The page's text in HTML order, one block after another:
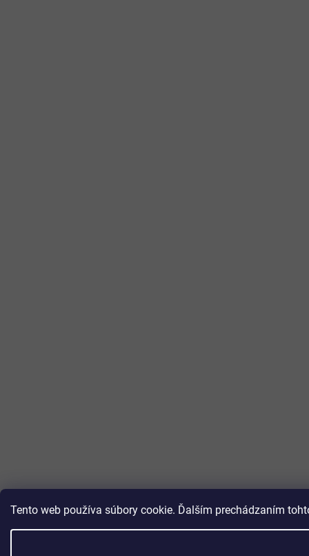
Tento web používa súbory cookie. Ďalším prechádzaním